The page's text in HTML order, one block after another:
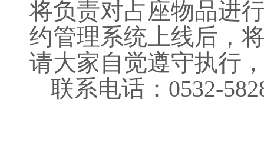
将负责对占座物品进
约管理系统上线后，
请大家自觉遵守执行
联系电话：0532-